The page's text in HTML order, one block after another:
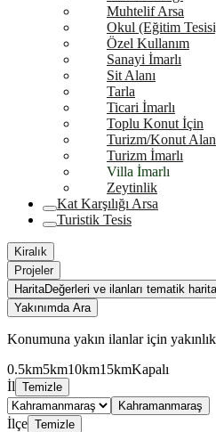
Muhtelif Arsa
Okul (Eğitim
Özel Kullanım
Sanayi İmarlı
Sit Alanı
Tarla
Ticari İmarlı
Toplu Konut İçin
Turizm/Konut
Turizm İmarlı
Villa İmarlı
Zeytinlik
Kat Karşılığı Arsa
Turistik Tesis
Kiralık
Projeler
HaritaDeğerleri ve ilanları tematik
Yakınımda Ara
Konumuna yakın ilanlar için
0.5km5km10km15kmKapalı
İl Temizle
Kahramanmaraş
İlçe Temizle